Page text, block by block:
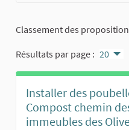
Classement des
Résultats par page : 20
Installer des
Compost chemin
immeubles des